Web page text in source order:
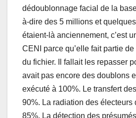
dédoublonnage facial de la
à-dire des 5 millions et
étaient-là anciennement, c’est
CENI parce qu’elle fait partie
du fichier. Il fallait les repasser
avait pas encore des doublons
exécuté à 100%. Le transfert
90%. La radiation des électeurs
85%. La détection des